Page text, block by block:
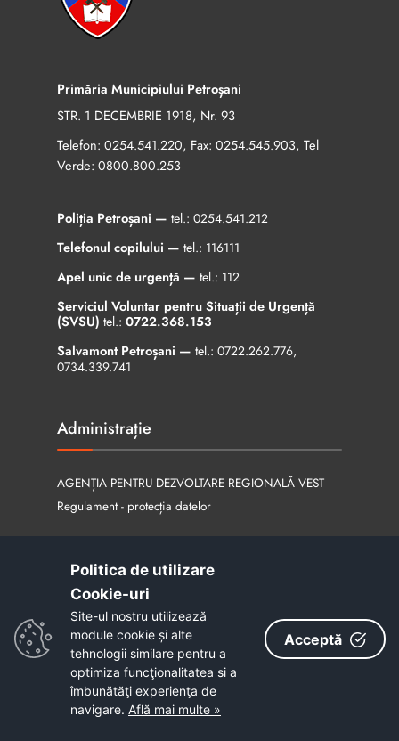
Primăria Municipiului Petroșani
STR. 1 DECEMBRIE 1918, Nr. 93
Telefon: 0254.541.220, Fax: 0254.545.903, Tel
Verde: 0800.800.253
Poliția Petroșani — tel.: 0254.541.212
Telefonul copilului — tel.: 116111
Apel unic de urgență — tel.: 112
Serviciul Voluntar pentru Situații de Urgență
(SVSU) tel.: 0722.368.153
Salvamont Petroșani — tel.: 0722.262.776,
0734.339.741
Administrație
AGENȚIA PENTRU DEZVOLTARE REGIONALĂ VEST
Regulament - protecția datelor
Contact
Contact
Legături utile
Politica de utilizare
Cookie-uri‎
Site-ul nostru utilizează
module cookie și alte
tehnologii similare pentru a
optimiza funcţionalitatea si a
îmbunătăţi experienţa de
navigare. Află mai multe »
Acceptă